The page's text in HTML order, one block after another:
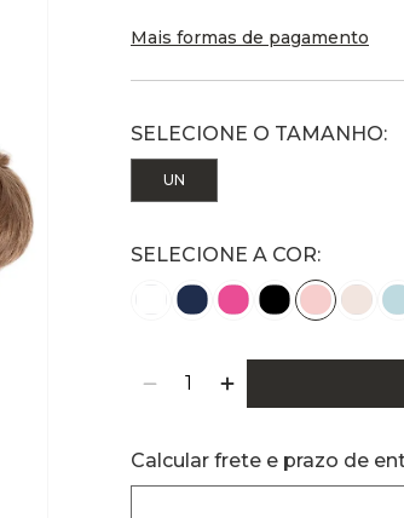
Mais formas de pagamento
UN
Calcular frete e prazo de